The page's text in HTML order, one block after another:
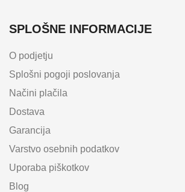
SPLOŠNE INFORMACIJE
O podjetju
Splošni pogoji poslovanja
Načini plačila
Dostava
Garancija
Varstvo osebnih podatkov
Uporaba piškotkov
Blog